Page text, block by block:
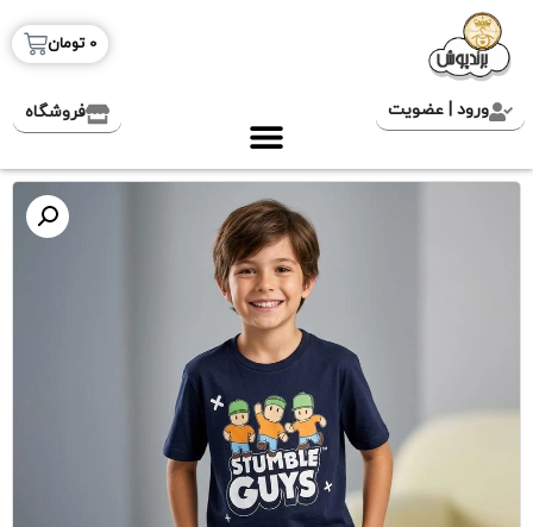
0 تومان
ورود | عضویت فروشگاه